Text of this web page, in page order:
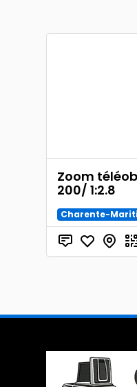
Zoom
200/ 1:2.8
Charente-